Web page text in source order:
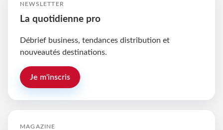
NEWSLETTER
La quotidienne pro
Débrief business, tendances distribution et
nouveautés destinations.
Je m'inscris
MAGAZINE